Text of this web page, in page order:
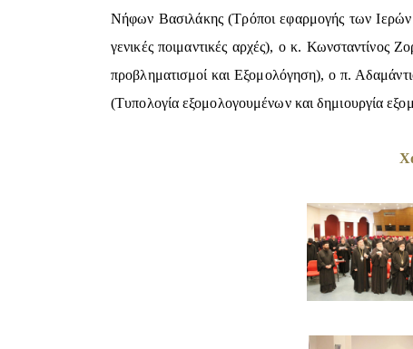
Νήφων Βασιλάκης (Τρόποι εφαρμογής των
γενικές ποιμαντικές αρχές), ο κ. Κωνσταντίνος
προβληματισμοί και Εξομολόγηση), ο π.
(Τυπολογία εξομολογουμένων και δημιουργία